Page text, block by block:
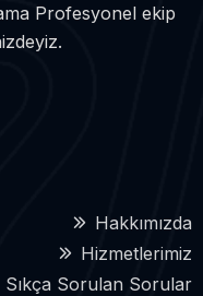
Profesyonel ekip
Hakkımızda
Hizmetlerimiz
Sıkça Sorulan Sorular